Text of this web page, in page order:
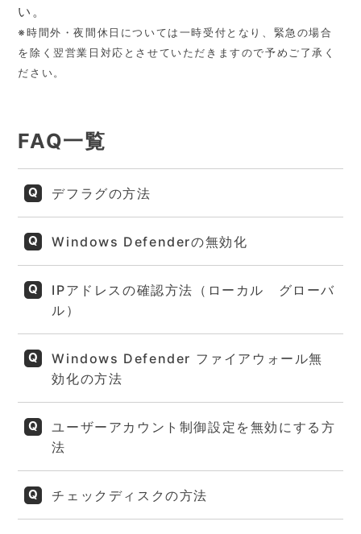
い。
※時間外・夜間休日については一時受付となり、緊急の場合
を除く翌営業日対応とさせていただきますので予めご了承く
ださい。
FAQ一覧
デフラグの方法
Windows Defenderの無効化
IPアドレスの確認方法（ローカル グローバ
ル）
Windows Defender ファイアウォール無
効化の方法
ユーザーアカウント制御設定を無効にする方
法
チェックディスクの方法